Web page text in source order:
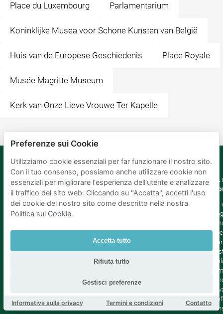
Place du Luxembourg Parlamentarium
Koninklijke Musea voor Schone Kunsten van België
Huis van de Europese Geschiedenis Place Royale
Musée Magritte Museum
Kerk van Onze Lieve Vrouwe Ter Kapelle
Mobypark
B.V.
Lingua
Tedesco
Inglese
Italian
Blog
Preferenze sui Cookie
Utilizziamo cookie essenziali per far funzionare il nostro sito.
Con il tuo consenso, possiamo anche utilizzare cookie non
essenziali per migliorare l'esperienza dell'utente e analizzare
il traffico del sito web. Cliccando su "Accetta", accetti l'uso
dei cookie del nostro sito come descritto nella nostra
Politica sui Cookie.
Accetta tutto
Rifiuta tutto
Gestisci preferenze
Informativa sulla privacy Termini e condizioni Contatto